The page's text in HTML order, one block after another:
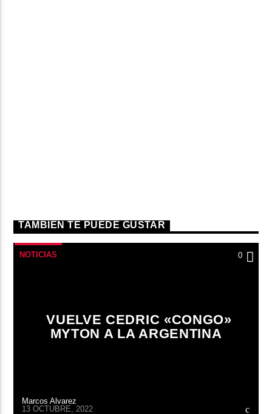
TAMBIÉN TE PUEDE GUSTAR
NOTICIAS 0
VUELVE CEDRIC «CONGO»
MYTON A LA ARGENTINA
Marcos Alvarez
13 OCTUBRE, 2022